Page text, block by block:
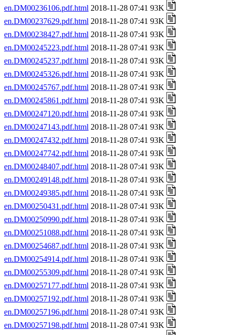
en.DM00236106.pdf.html 2018-11-28 07:41 93K
en.DM00237629.pdf.html 2018-11-28 07:41 93K
en.DM00238427.pdf.html 2018-11-28 07:41 93K
en.DM00245223.pdf.html 2018-11-28 07:41 93K
en.DM00245237.pdf.html 2018-11-28 07:41 93K
en.DM00245326.pdf.html 2018-11-28 07:41 93K
en.DM00245767.pdf.html 2018-11-28 07:41 93K
en.DM00245861.pdf.html 2018-11-28 07:41 93K
en.DM00247120.pdf.html 2018-11-28 07:41 93K
en.DM00247143.pdf.html 2018-11-28 07:41 93K
en.DM00247432.pdf.html 2018-11-28 07:41 93K
en.DM00247742.pdf.html 2018-11-28 07:41 93K
en.DM00248407.pdf.html 2018-11-28 07:41 93K
en.DM00249148.pdf.html 2018-11-28 07:41 93K
en.DM00249385.pdf.html 2018-11-28 07:41 93K
en.DM00250431.pdf.html 2018-11-28 07:41 93K
en.DM00250990.pdf.html 2018-11-28 07:41 93K
en.DM00251088.pdf.html 2018-11-28 07:41 93K
en.DM00254687.pdf.html 2018-11-28 07:41 93K
en.DM00254914.pdf.html 2018-11-28 07:41 93K
en.DM00255309.pdf.html 2018-11-28 07:41 93K
en.DM00257177.pdf.html 2018-11-28 07:41 93K
en.DM00257192.pdf.html 2018-11-28 07:41 93K
en.DM00257196.pdf.html 2018-11-28 07:41 93K
en.DM00257198.pdf.html 2018-11-28 07:41 93K